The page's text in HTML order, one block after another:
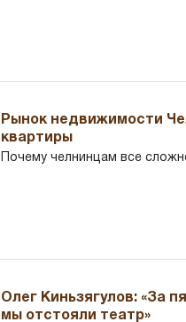
Рынок недвижимости
квартиры
Почему челнинцам все
Олег Киньзягулов: «За
мы отстояли театр»